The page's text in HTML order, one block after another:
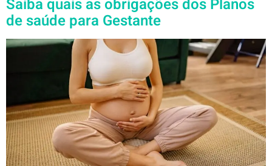
Saiba quais as obrigações dos Planos
de saúde para Gestante